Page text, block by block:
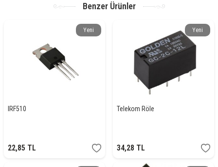
Benzer Ürünler
Yeni
IRF510
22,85 TL
Yeni
Telekom Röle
34,28 TL